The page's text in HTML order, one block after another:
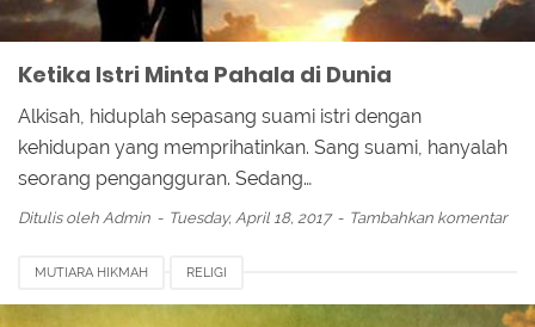
Ketika Istri Minta Pahala di Dunia
Alkisah, hiduplah sepasang suami istri dengan
kehidupan yang memprihatinkan. Sang suami, hanyalah
seorang pengangguran. Sedang…
Ditulis oleh Admin Tuesday, April 18, 2017 Tambahkan komentar
MUTIARA HIKMAH RELIGI